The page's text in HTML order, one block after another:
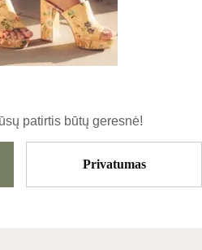
patirtis būtų geresnė!
Privatumas
Į Krepšelį